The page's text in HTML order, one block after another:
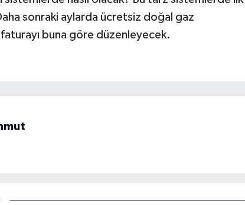
sonraki aylarda ücretsiz doğal gaz
buna göre düzenleyecek.